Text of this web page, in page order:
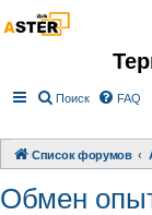
Поиск FAQ
Список форумов
Обмен